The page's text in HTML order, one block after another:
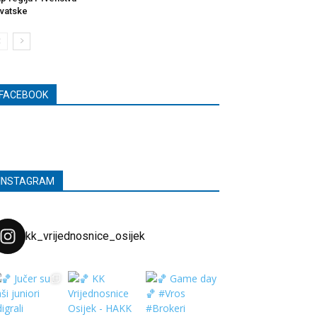
FACEBOOK
INSTAGRAM
kk_vrijednosnice_osijek